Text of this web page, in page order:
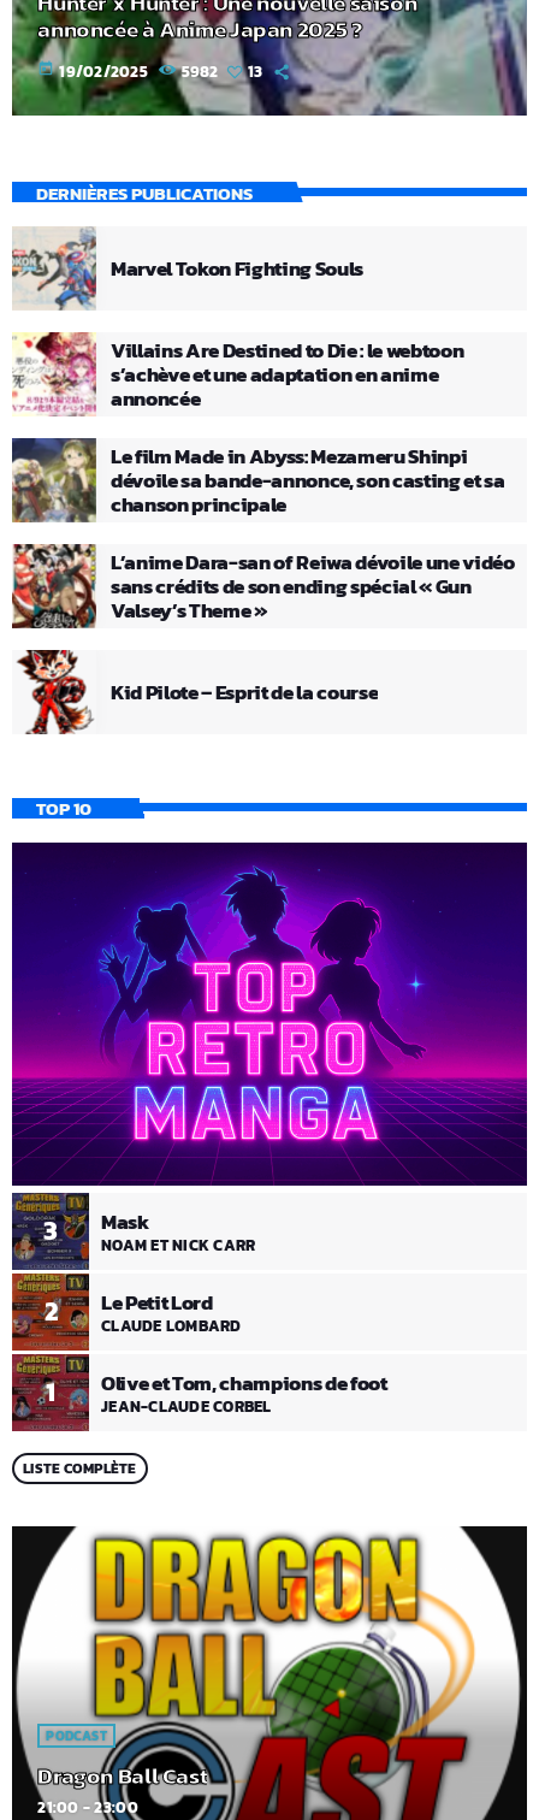
annoncée à Anime Japan 2025 ?
today 19/02/2025 5982 13
DERNIÈRES PUBLICATIONS
Marvel Tokon Fighting Souls
Villains Are Destined to Die : le webtoon
s’achève et une adaptation en anime
annoncée
Le film Made in Abyss: Mezameru Shinpi
dévoile sa bande-annonce, son casting et sa
chanson principale
L’anime Dara-san of Reiwa dévoile une vidéo
sans crédits de son ending spécial « Gun
Valsey’s Theme »
Kid Pilote – Esprit de la course
TOP 10
1 Olive et Tom, champions de foot
JEAN-CLAUDE CORBEL
2 Le Petit Lord
CLAUDE LOMBARD
3 Mask
NOAM ET NICK CARR
LISTE COMPLÈTE
PODCAST
Dragon Ball Cast
21:00 - 23:00